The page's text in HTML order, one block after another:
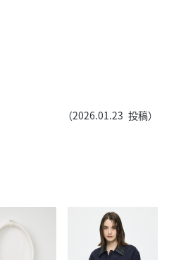
（2026.01.23 投稿）